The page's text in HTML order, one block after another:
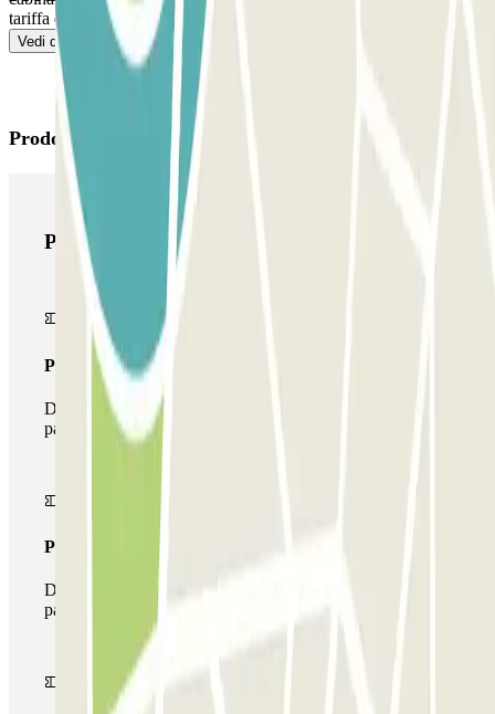
tariffa del parcheggio.
Vedi di più
Prodotti di Parclick
Prodotti di Parclick
Pass unico
Durante il tuo soggiorno potrai entrare e uscire dal
parcheggio una sola volta
Pass multiparking
Durante il tuo soggiorno potrai usufruire dell'intera rete di
parcheggi disponibili su Parclick.